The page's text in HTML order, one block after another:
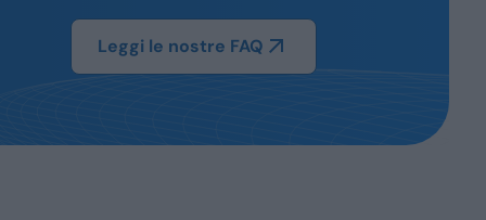
Leggi le nostre FAQ